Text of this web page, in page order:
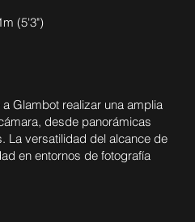
(5'3")
Glambot realizar una amplia
desde panorámicas
La versatilidad del alcance de
en entornos de fotografía